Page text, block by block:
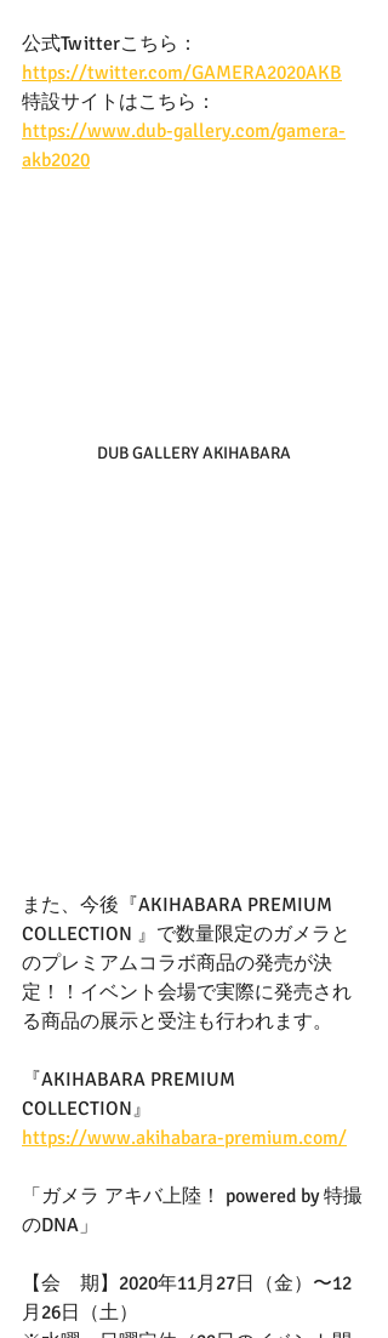
公式Twitterこちら：
https://twitter.com/GAMERA2020AKB
特設サイトはこちら：
https://www.dub-gallery.com/gamera-
akb2020
DUB GALLERY AKIHABARA
また、今後『AKIHABARA PREMIUM
COLLECTION 』で数量限定のガメラと
のプレミアムコラボ商品の発売が決
定！！イベント会場で実際に発売され
る商品の展示と受注も行われます。
『AKIHABARA PREMIUM
COLLECTION』
https://www.akihabara-premium.com/
「ガメラ アキバ上陸！ powered by 特撮
のDNA」
【会　期】2020年11月27日（金）〜12
月26日（土）